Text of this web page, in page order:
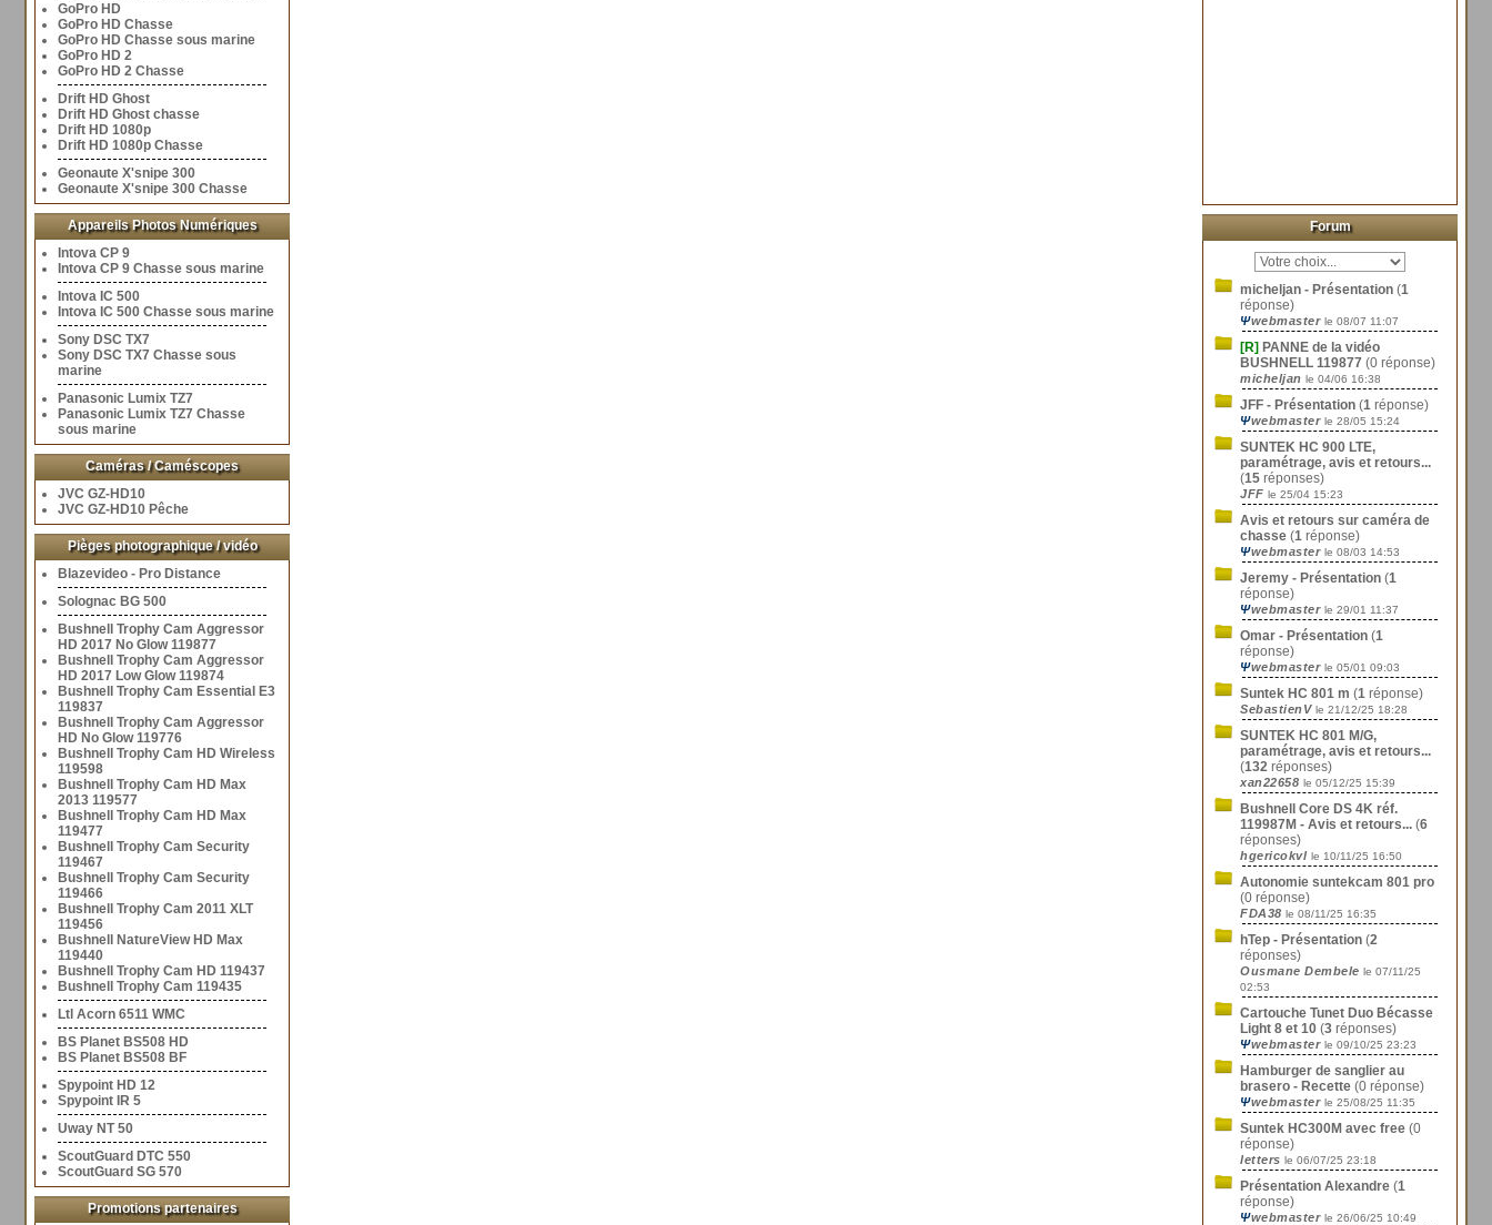
GoPro HD
GoPro HD Chasse
GoPro HD Chasse sous marine
GoPro HD 2
GoPro HD 2 Chasse
Drift HD Ghost
Drift HD Ghost chasse
Drift HD 1080p
Drift HD 1080p Chasse
Geonaute X'snipe 300
Geonaute X'snipe 300 Chasse
Appareils Photos Numériques
Intova CP 9
Intova CP 9 Chasse sous marine
Intova IC 500
Intova IC 500 Chasse sous marine
Sony DSC TX7
Sony DSC TX7 Chasse sous
marine
Panasonic Lumix TZ7
Panasonic Lumix TZ7 Chasse
sous marine
Caméras / Caméscopes
JVC GZ-HD10
JVC GZ-HD10 Pêche
Pièges photographique / vidéo
Blazevideo - Pro Distance
Solognac BG 500
Bushnell Trophy Cam Aggressor
HD 2017 No Glow 119877
Bushnell Trophy Cam Aggressor
HD 2017 Low Glow 119874
Bushnell Trophy Cam Essential E3
119837
Bushnell Trophy Cam Aggressor
HD No Glow 119776
Bushnell Trophy Cam HD Wireless
119598
Bushnell Trophy Cam HD Max
2013 119577
Bushnell Trophy Cam HD Max
119477
Bushnell Trophy Cam Security
119467
Bushnell Trophy Cam Security
119466
Bushnell Trophy Cam 2011 XLT
119456
Bushnell NatureView HD Max
119440
Bushnell Trophy Cam HD 119437
Bushnell Trophy Cam 119435
Ltl Acorn 6511 WMC
BS Planet BS508 HD
BS Planet BS508 BF
Spypoint HD 12
Spypoint IR 5
Uway NT 50
ScoutGuard DTC 550
ScoutGuard SG 570
Promotions partenaires
Forum
micheljan - Présentation (1
réponse)
Ψwebmaster le 08/07 11:07
[R] PANNE de la vidéo
BUSHNELL 119877 (0 réponse)
micheljan le 04/06 16:38
JFF - Présentation (1 réponse)
Ψwebmaster le 28/05 15:24
SUNTEK HC 900 LTE,
paramétrage, avis et retours...
(15 réponses)
JFF le 25/04 15:23
Avis et retours sur caméra de
chasse (1 réponse)
Ψwebmaster le 08/03 14:53
Jeremy - Présentation (1
réponse)
Ψwebmaster le 29/01 11:37
Omar - Présentation (1
réponse)
Ψwebmaster le 05/01 09:03
Suntek HC 801 m (1 réponse)
SebastienV le 21/12/25 18:28
SUNTEK HC 801 M/G,
paramétrage, avis et retours...
(132 réponses)
xan22658 le 05/12/25 15:39
Bushnell Core DS 4K réf.
119987M - Avis et retours... (6
réponses)
hgericokvl le 10/11/25 16:50
Autonomie suntekcam 801 pro
(0 réponse)
FDA38 le 08/11/25 16:35
hTep - Présentation (2
réponses)
Ousmane Dembele le 07/11/25
02:53
Cartouche Tunet Duo Bécasse
Light 8 et 10 (3 réponses)
Ψwebmaster le 09/10/25 23:23
Hamburger de sanglier au
brasero - Recette (0 réponse)
Ψwebmaster le 25/08/25 11:35
Suntek HC300M avec free (0
réponse)
letters le 06/07/25 23:18
Présentation Alexandre (1
réponse)
Ψwebmaster le 26/06/25 10:49